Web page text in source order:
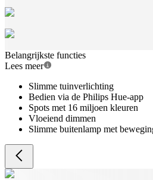
Belangrijkste functies
Lees meer
Slimme tuinverlichting
Bedien via de Philips Hue-app
Spots met 16 miljoen kleuren
Vloeiend dimmen
Slimme buitenlamp met